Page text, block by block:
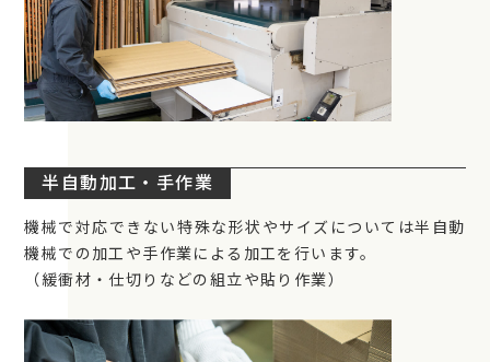
半自動加工・手作業
機械で対応できない特殊な形状やサイズについては半自動
機械での加工や手作業による加工を行います。
（緩衝材・仕切りなどの組立や貼り作業）